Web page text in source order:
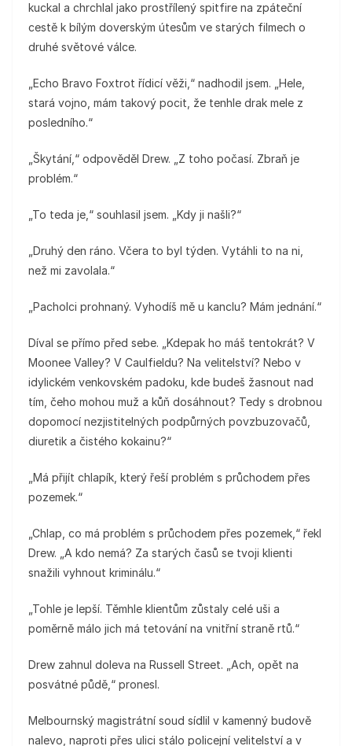
kuckal a chrchlal jako prostřílený spitfire na zpáteční
cestě k bílým doverským útesům ve starých filmech o
druhé světové válce.
„Echo Bravo Foxtrot řídicí věži,“ nadhodil jsem. „Hele,
stará vojno, mám takový pocit, že tenhle drak mele z
posledního.“
„Škytání,“ odpověděl Drew. „Z toho počasí. Zbraň je
problém.“
„To teda je,“ souhlasil jsem. „Kdy ji našli?“
„Druhý den ráno. Včera to byl týden. Vytáhli to na ni,
než mi zavolala.“
„Pacholci prohnaný. Vyhodíš mě u kanclu? Mám jednání.“
Díval se přímo před sebe. „Kdepak ho máš tentokrát? V
Moonee Valley? V Caulfieldu? Na velitelství? Nebo v
idylickém venkovském padoku, kde budeš žasnout nad
tím, čeho mohou muž a kůň dosáhnout? Tedy s drobnou
dopomocí nezjistitelných podpůrných povzbuzovačů,
diuretik a čistého kokainu?“
„Má přijít chlapík, který řeší problém s průchodem přes
pozemek.“
„Chlap, co má problém s průchodem přes pozemek,“ řekl
Drew. „A kdo nemá? Za starých časů se tvoji klienti
snažili vyhnout kriminálu.“
„Tohle je lepší. Těmhle klientům zůstaly celé uši a
poměrně málo jich má tetování na vnitřní straně rtů.“
Drew zahnul doleva na Russell Street. „Ach, opět na
posvátné půdě,“ pronesl.
Melbournský magistrátní soud sídlil v kamenný budově
nalevo, naproti přes ulici stálo policejní velitelství a v